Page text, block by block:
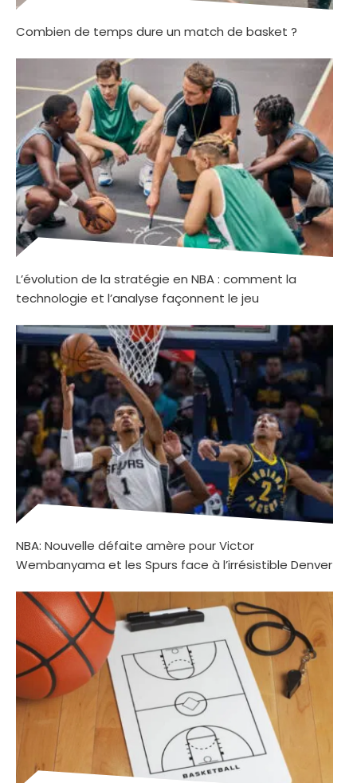
Combien de temps dure un match de basket ?
L’évolution de la stratégie en NBA : comment la
technologie et l’analyse façonnent le jeu
NBA: Nouvelle défaite amère pour Victor
Wembanyama et les Spurs face à l’irrésistible Denver